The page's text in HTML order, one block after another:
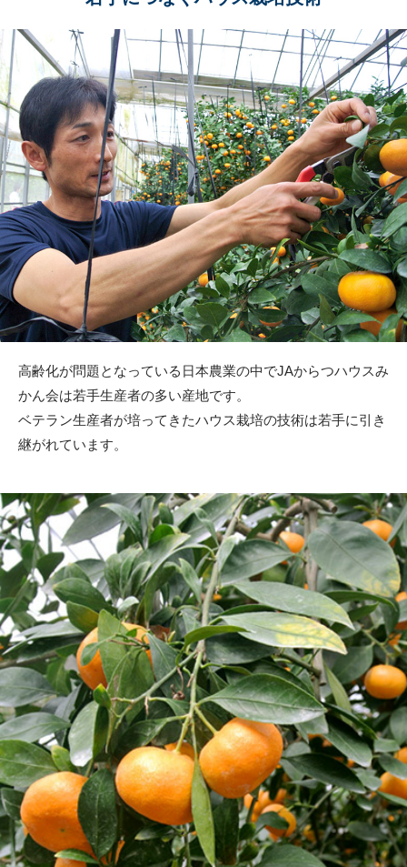
高齢化が問題となっている日本農業の中でJAからつハウスみ
かん会は若手生産者の多い産地です。
ベテラン生産者が培ってきたハウス栽培の技術は若手に引き
継がれています。